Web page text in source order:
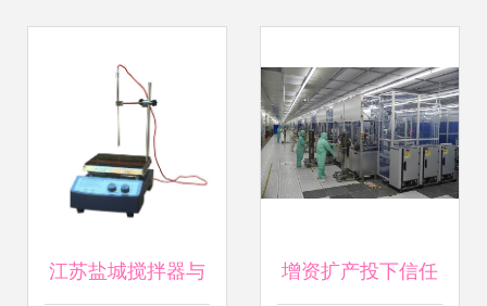
江苏盐城搅拌器与 增资扩产投下信任